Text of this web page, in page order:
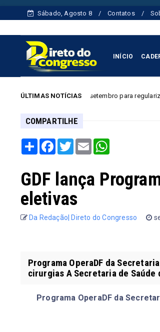
Sábado, Agosto 8 Contatos
INÍCIO
ÚLTIMAS NOTÍCIAS
4 de setembro para regularizar débitos Policial
COMPARTILHE
ShareFacebook
TwitterEmailWhatsApp
GDF lança
eletivas
Da Redação| Direto do Congresso
Programa OperaDF da
cirurgias A Secretaria de Saúde
Programa OperaDF da